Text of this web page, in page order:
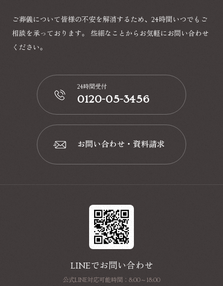
ご葬儀について皆様の不安を解消するため、24時間いつでもご
相談を承っております。
些細なことからお気軽にお問い合わせ
ください。
📞
24時間受付
0120-05-3456
📩
お問い合わせ・資料請求
LINEでお問い合わせ
公式LINE対応可能時間：8:00～18:00